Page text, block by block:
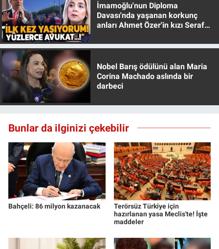
İmamoğlu'nun Diploma
Davası'nda yaşanan korkunç
anları Ahmet Özer'in kızı Seraf
Nobel Barış ödülünü alan Maria
Corina Machado aslında bir
darbeci
Bunlar da ilginizi çekebilir
Bahçeli: 86 milyon kazanacak
Terörsüz Türkiye için
hazırlanan yasa Meclis'te! İşte
maddeler
Yerel Gündem
Yerel Yaşam
Canlı Yayın